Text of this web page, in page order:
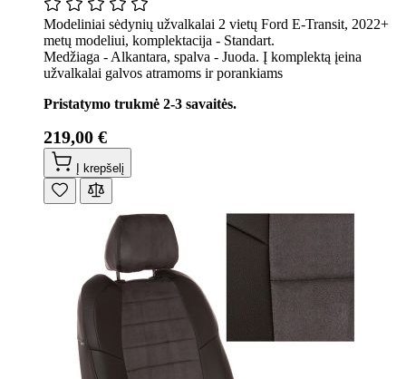
Modeliniai sėdynių užvalkalai 2 vietų Ford E-Transit, 2022+
metų modeliui, komplektacija - Standart.
Medžiaga - Alkantara, spalva - Juoda. Į komplektą įeina
užvalkalai galvos atramoms ir porankiams
Pristatymo trukmė 2-3 savaitės.
219,00 €
Į krepšelį